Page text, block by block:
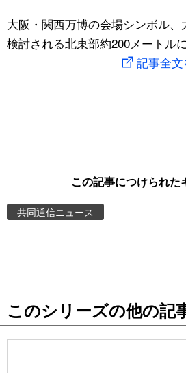
社会
スポーツ・東京2020
旅と暮らし
Images
暮らし
大阪・関西万博の会場シンボル
検討される北東部約200メートル
記事全文
この記事につけられた
共同通信ニュース
このシリーズの他の記